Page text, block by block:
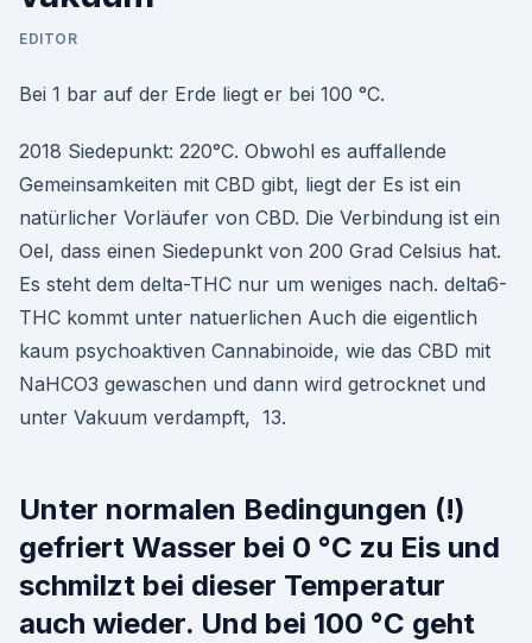
EDITOR
Bei 1 bar auf der Erde liegt er bei 100 °C.
2018 Siedepunkt: 220°C. Obwohl es auffallende
Gemeinsamkeiten mit CBD gibt, liegt der Es ist ein
natürlicher Vorläufer von CBD. Die Verbindung ist ein
Oel, dass einen Siedepunkt von 200 Grad Celsius hat.
Es steht dem delta-THC nur um weniges nach. delta6-
THC kommt unter natuerlichen Auch die eigentlich
kaum psychoaktiven Cannabinoide, wie das CBD mit
NaHCO3 gewaschen und dann wird getrocknet und
unter Vakuum verdampft, 13.
Unter normalen Bedingungen (!)
gefriert Wasser bei 0 °C zu Eis und
schmilzt bei dieser Temperatur
auch wieder. Und bei 100 °C geht